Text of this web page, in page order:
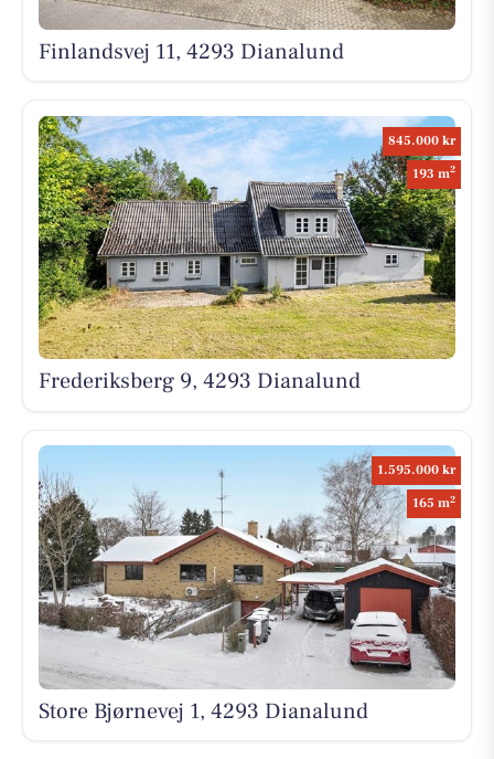
Finlandsvej 11, 4293 Dianalund
845.000 kr
193 m2
Frederiksberg 9, 4293 Dianalund
1.595.000 kr
165 m2
Store Bjørnevej 1, 4293 Dianalund